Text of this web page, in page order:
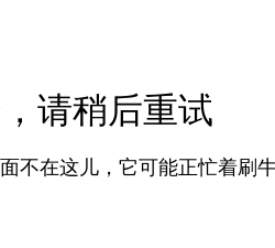
请稍后重试
不在这儿，它可能正忙着刷